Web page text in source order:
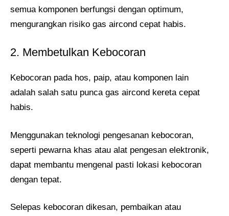
semua komponen berfungsi dengan optimum,
mengurangkan risiko gas aircond cepat habis.
2. Membetulkan Kebocoran
Kebocoran pada hos, paip, atau komponen lain
adalah salah satu punca gas aircond kereta cepat
habis.
Menggunakan teknologi pengesanan kebocoran,
seperti pewarna khas atau alat pengesan elektronik,
dapat membantu mengenal pasti lokasi kebocoran
dengan tepat.
Selepas kebocoran dikesan, pembaikan atau